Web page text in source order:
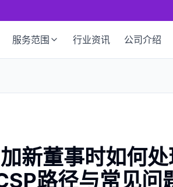
服务范围 行业资讯 公司介绍
新董事时如何
路径与常见问